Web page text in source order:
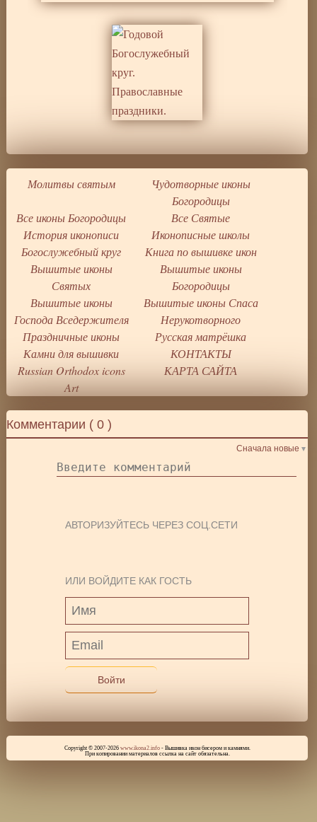
Комментарии (0 )
Сначала новые
АВТОРИЗУЙТЕСЬ ЧЕРЕЗ СОЦ.СЕТИ
ИЛИ ВОЙДИТЕ КАК ГОСТЬ
Войти
Молитвы святым
Чудотворные иконы
Богородицы
Все иконы Богородицы
Все Святые
История иконописи
Иконописные школы
Богослужебный круг
Книга по вышивке икон
Вышитые иконы
Святых
Вышитые иконы
Богородицы
Вышитые иконы
Господа Вседержителя
Вышитые иконы Спаса
Нерукотворного
Праздничные иконы
Русская матрёшка
Камни для вышивки
КОНТАКТЫ
Russian Orthodox icons
Art
КАРТА САЙТА
Copyright © 2007-2026 www.ikona2.info- Вышивка икон бисером и камнями.
При копировании материалов ссылка на сайт обязательна.